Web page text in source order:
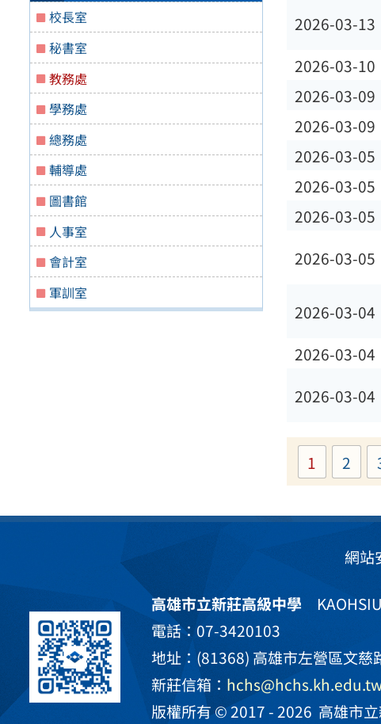
校長室
秘書室
教務處
學務處
總務處
輔導處
圖書館
人事室
會計室
軍訓室
2026-03-13
2026-03-10
2026-03-09
2026-03-09
2026-03-05
2026-03-05
2026-03-05
2026-03-05
2026-03-04
2026-03-04
2026-03-04
1 2
網站
高雄市立新莊高級中學
電話：07-3420103
地址：(81368) 高雄市左營區文慈
新莊信箱：
版權所有 © 2017 - 2026 高雄市